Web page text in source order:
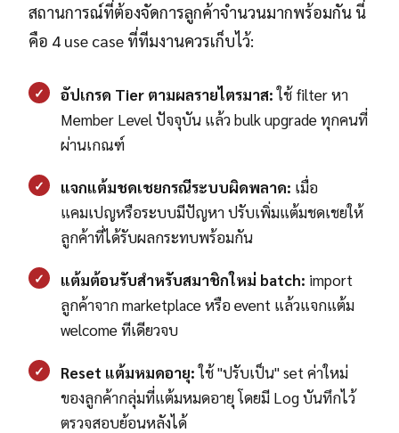
สถานการณ์ที่ต้องจัดการลูกค้าจำนวนมากพร้อมกัน นี่
คือ 4 use case ที่ทีมงานควรเก็บไว้:
✓ อัปเกรด Tier ตามผลรายไตรมาส:ใช้ filter หา
Member Level ปัจจุบัน แล้ว bulk upgrade ทุกคนที่
ผ่านเกณฑ์
✓ แจกแต้มชดเชยกรณีระบบผิดพลาด: เมื่อ
แคมเปญหรือระบบมีปัญหา ปรับเพิ่มแต้มชดเชยให้
ลูกค้าที่ได้รับผลกระทบพร้อมกัน
✓ แต้มต้อนรับสำหรับสมาชิกใหม่ batch: import
ลูกค้าจาก marketplace หรือ event แล้วแจกแต้ม
welcome ทีเดียวจบ
✓ Reset แต้มหมดอายุ:ใช้ "ปรับเป็น" set ค่าใหม่
ของลูกค้ากลุ่มที่แต้มหมดอายุ โดยมี Log บันทึกไว้
ตรวจสอบย้อนหลังได้